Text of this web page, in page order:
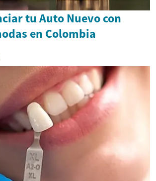
tu Auto Nuevo con
en Colombia